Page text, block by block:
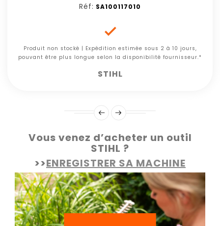
Réf: SA100117010

Produit non stocké | Expédition estimée sous 2 à 10 jours,
pouvant être plus longue selon la disponibilité fournisseur.*
STIHL
Vous venez d’acheter un outil
STIHL ?
>>ENREGISTRER SA MACHINE